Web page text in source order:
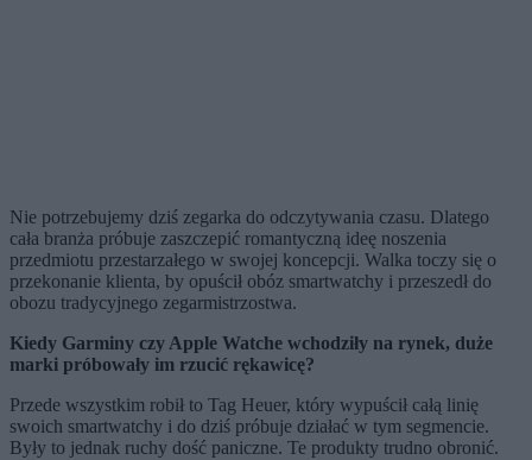
Nie potrzebujemy dziś zegarka do odczytywania czasu. Dlatego
cała branża próbuje zaszczepić romantyczną ideę noszenia
przedmiotu przestarzałego w swojej koncepcji. Walka toczy się o
przekonanie klienta, by opuścił obóz smartwatchy i przeszedł do
obozu tradycyjnego zegarmistrzostwa.
Kiedy Garminy czy Apple Watche wchodziły na rynek, duże
marki próbowały im rzucić rękawicę?
Przede wszystkim robił to Tag Heuer, który wypuścił całą linię
swoich smartwatchy i do dziś próbuje działać w tym segmencie.
Były to jednak ruchy dość paniczne. Te produkty trudno obronić.